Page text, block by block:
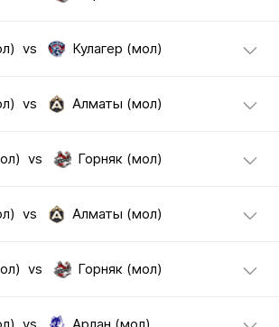
vs Кулагер (мол)
vs Алматы (мол)
vs Горняк (мол)
vs Алматы (мол)
vs Горняк (мол)